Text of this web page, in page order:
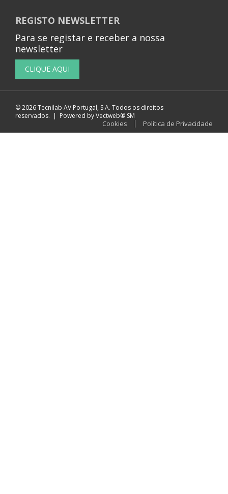
REGISTO NEWSLETTER
Para se registar e receber a nossa
newsletter
© 2026 Tecnilab AV Portugal, S.A. Todos os direitos
reservados. | Powered byVectweb® SM
Cookies Política de Privacidade